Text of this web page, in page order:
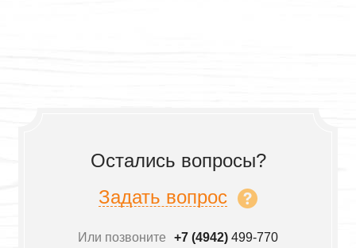
Остались вопросы?
Задать вопрос
Или позвоните +7 (4942) 499-770